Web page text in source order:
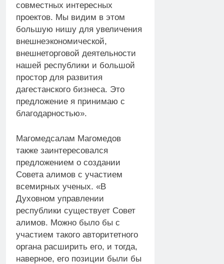
совместных интересных
проектов. Мы видим в этом
большую нишу для увеличения
внешнеэкономической,
внешнеторговой деятельности
нашей республики и большой
простор для развития
дагестанского бизнеса. Это
предложение я принимаю с
благодарностью».
Магомедсалам Магомедов
также заинтересовался
предложением о создании
Совета алимов с участием
всемирных ученых. «В
Духовном управлении
республики существует Совет
алимов. Можно было бы с
участием такого авторитетного
органа расширить его, и тогда,
наверное, его позиции были бы